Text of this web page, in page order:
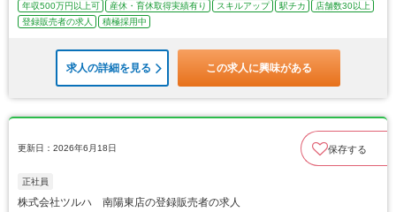
年収500万円以上可 産休・育休取得実績有り スキルアップ 駅チカ
店舗数30以上
登録販売者の求人
積極採用中
求人の詳細を見る この求人に興味がある
更新日：2026年6月18日 保存する
正社員
株式会社ツルハ 南陽東店の登録販売者の求人